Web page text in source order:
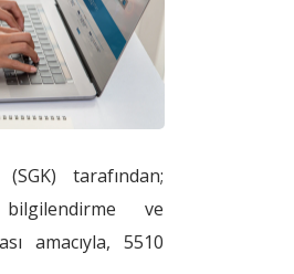
tarafından;
ve
amacıyla, 5510